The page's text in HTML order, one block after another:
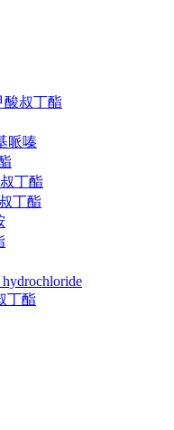
酸叔丁酯
哌嗪
丁酯
丁酯
丁酯